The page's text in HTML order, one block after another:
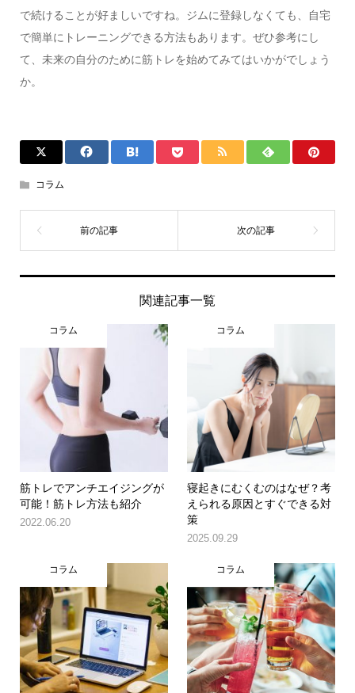
で続けることが好ましいですね。ジムに登録しなくても、自宅
で簡単にトレーニングできる方法もあります。ぜひ参考にし
て、未来の自分のために筋トレを始めてみてはいかがでしょう
か。
コラム
関連記事一覧
コラム
筋トレでアンチエイジングが
可能！筋トレ方法も紹介
2022.06.20
コラム
寝起きにむくむのはなぜ？考
えられる原因とすぐできる対
策
2025.09.29
コラム コラム